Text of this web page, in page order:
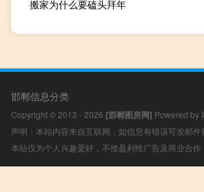
搬家为什么要磕头拜年
邯郸信息分类
Copyright © 2012 - 2026 [邯郸图房网] Powered by
声明：本站内容来自互联网，如信息有错误可发邮
本站仅为个人兴趣爱好，不接盈利性广告及商业合作